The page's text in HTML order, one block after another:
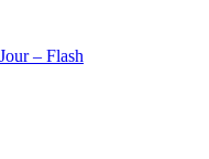
– Flash